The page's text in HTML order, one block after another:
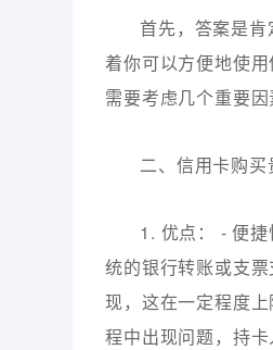
首先，答案是
着你可以方便地使
需要考虑几个重要因
二、信用卡购
1. 优点： - 便
统的银行转账或支
现，这在一定程度
程中出现问题，持卡